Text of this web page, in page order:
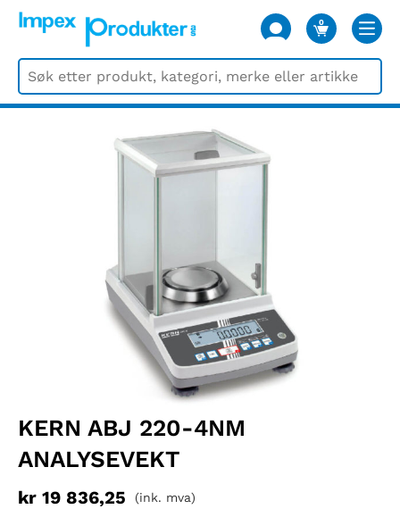
0
VARER
KERN ABJ 220-4NM
ANALYSEVEKT
kr 19 836,25 (ink. mva)